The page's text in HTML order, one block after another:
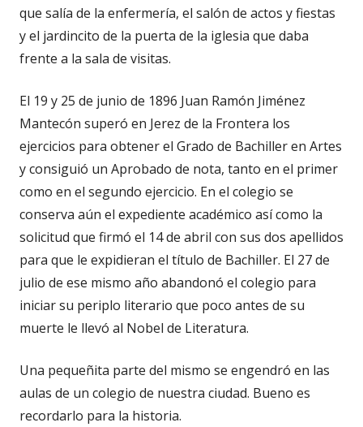
que salía de la enfermería, el salón de actos y fiestas
y el jardincito de la puerta de la iglesia que daba
frente a la sala de visitas.
El 19 y 25 de junio de 1896 Juan Ramón Jiménez
Mantecón superó en Jerez de la Frontera los
ejercicios para obtener el Grado de Bachiller en Artes
y consiguió un Aprobado de nota, tanto en el primer
como en el segundo ejercicio. En el colegio se
conserva aún el expediente académico así como la
solicitud que firmó el 14 de abril con sus dos apellidos
para que le expidieran el título de Bachiller. El 27 de
julio de ese mismo año abandonó el colegio para
iniciar su periplo literario que poco antes de su
muerte le llevó al Nobel de Literatura.
Una pequeñita parte del mismo se engendró en las
aulas de un colegio de nuestra ciudad. Bueno es
recordarlo para la historia.